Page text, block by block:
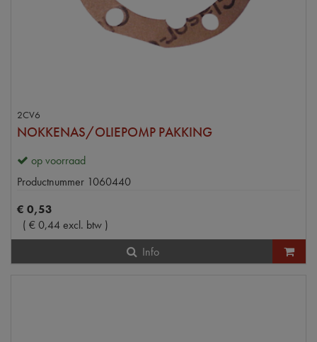
2CV6
NOKKENAS/OLIEPOMP PAKKING
op voorraad
Productnummer 1060440
€ 0,53
( €0,44excl. btw )
Info